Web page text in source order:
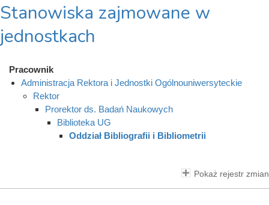
Stanowiska zajmowane w
jednostkach
Pracownik
Administracja Rektora i Jednostki Ogólnouniwersyteckie
Rektor
Prorektor ds. Badań Naukowych
Biblioteka UG
Oddział Bibliografii i Bibliometrii
Pokaż rejestr zmian